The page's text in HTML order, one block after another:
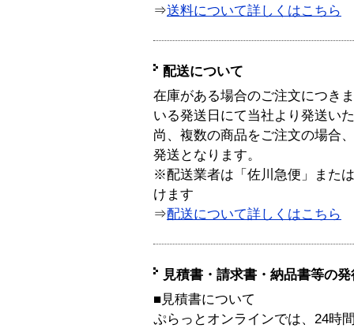
⇒送料について詳しくはこちら
配送について
在庫がある場合のご注文につき
いる発送日にて当社より発送い
尚、複数の商品をご注文の場合
発送となります。
※配送業者は「佐川急便」また
けます
⇒配送について詳しくはこちら
見積書・請求書・納品書等の
■見積書について
ぷらっとオンラインでは、24時